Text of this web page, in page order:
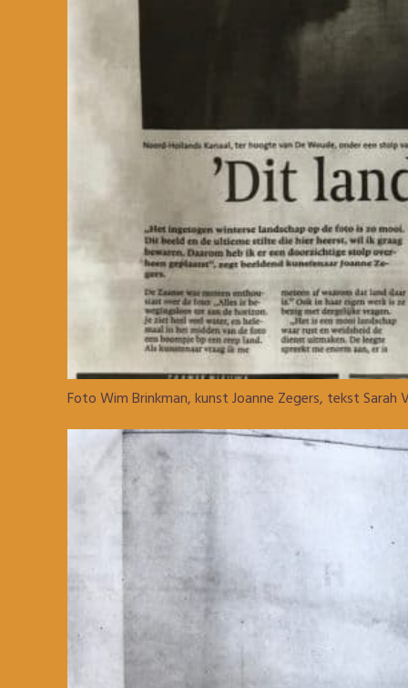
Foto Wim Brinkman, kunst Joanne Zegers, tekst Sarah